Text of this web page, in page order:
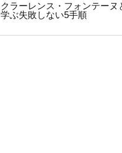
クラーレンス・フォンテー
学ぶ失敗しない5手順